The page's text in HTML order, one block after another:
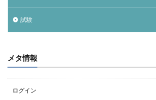
試験
メタ情報
ログイン